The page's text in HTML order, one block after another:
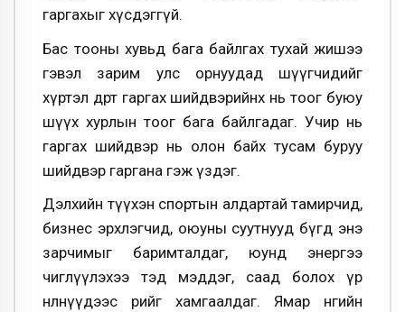
гаргахыг хүсдэггүй.
Бас тооны хувьд бага байлгах тухай жишээ
гэвэл зарим улс орнуудад шүүгчидийг
хүртэл өдөрт гаргах шийдвэрийнх нь тоог буюу
шүүх хурлын тоог бага байлгадаг. Учир нь
гаргах шийдвэр нь олон байх тусам буруу
шийдвэр гаргана гэж үздэг.
Дэлхийн түүхэн спортын алдартай тамирчид,
бизнес эрхлэгчид, оюуны суутнууд бүгд энэ
зарчимыг баримталдаг, юунд энергээ
чиглүүлэхээ тэд мэддэг, саад болох үр
нөлөөнүүдээс өөрийгөө хамгаалдаг. Ямар өнгийн